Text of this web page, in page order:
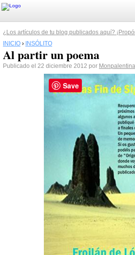
¿Los artículos de tu blog publicados aquí?
INICIO › INSÓLITO
Al partir un poema
Publicado el 22 diciembre 2012 por Monpalentina
Save